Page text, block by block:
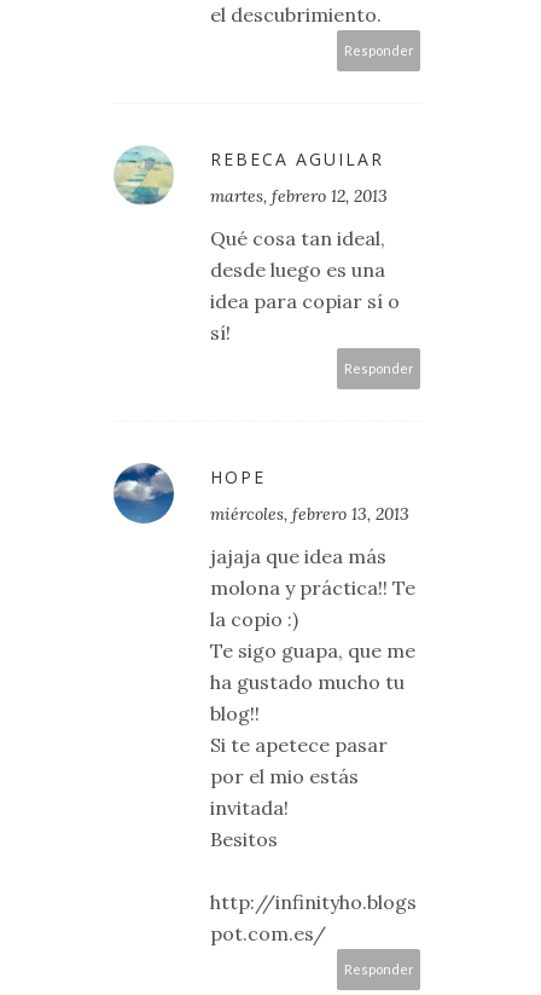
el descubrimiento.
Responder
REBECA AGUILAR
martes, febrero 12, 2013
Qué cosa tan ideal,
desde luego es una
idea para copiar sí o
sí!
Responder
HOPE
miércoles, febrero 13, 2013
jajaja que idea más
molona y práctica!! Te
la copio :)
Te sigo guapa, que me
ha gustado mucho tu
blog!!
Si te apetece pasar
por el mio estás
invitada!
Besitos
http://infinityho.blogs
pot.com.es/
Responder